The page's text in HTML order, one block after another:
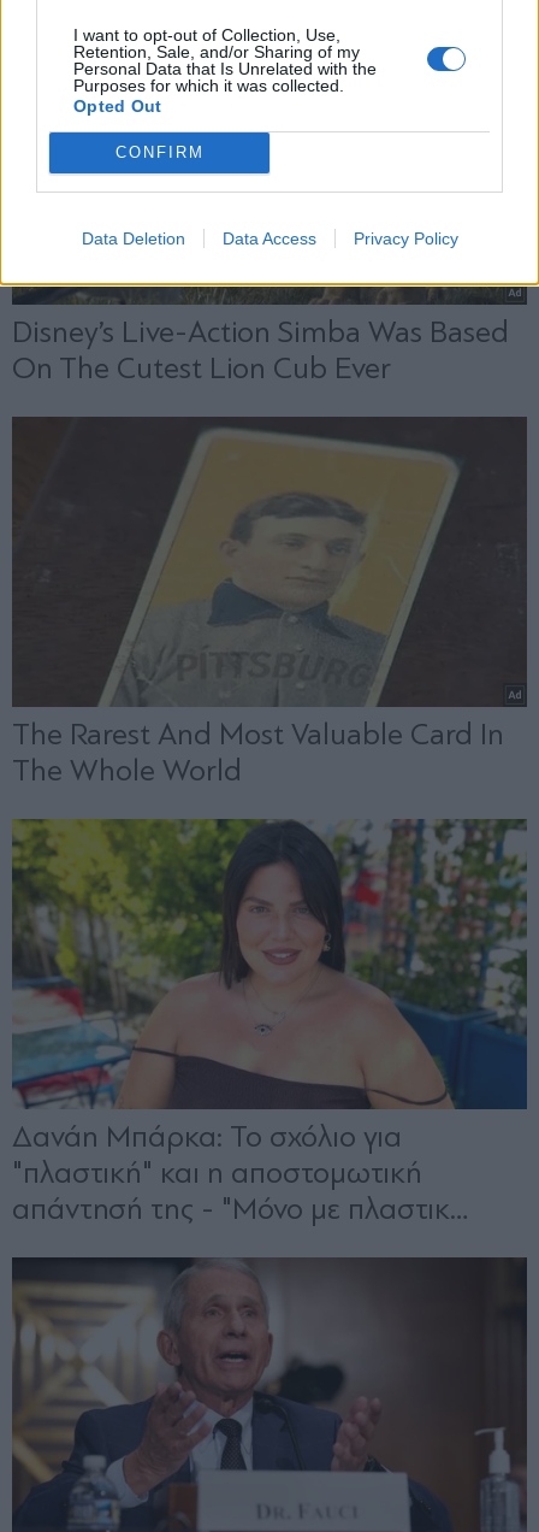
I want to opt-out of Collection, Use,
Retention, Sale, and/or Sharing of my
Personal Data that Is Unrelated with the
Purposes for which it was collected.
Opted Out
CONFIRM
Data Deletion Data Access Privacy Policy
X